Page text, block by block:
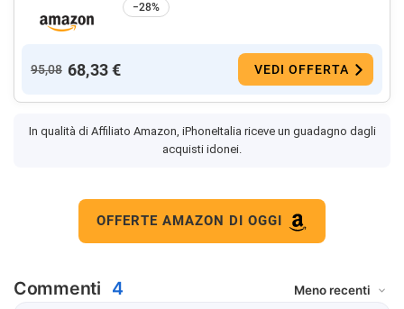
−28%
95,08 68,33 € VEDI OFFERTA
In qualità di Affiliato Amazon, iPhoneItalia riceve un guadagno dagli
acquisti idonei.
OFFERTE AMAZON DI OGGI
Commenti 4